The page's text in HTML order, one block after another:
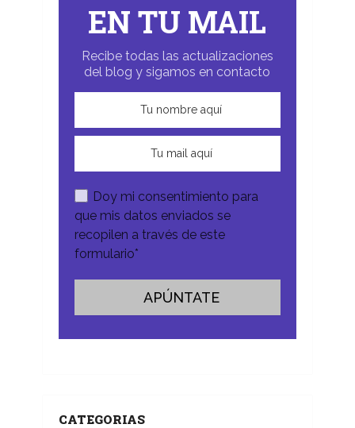
EN TU MAIL
Recibe todas las actualizaciones
del blog y sigamos en contacto
Doy mi consentimiento para
que mis datos enviados se
recopilen a través de este
formulario*
CATEGORIAS